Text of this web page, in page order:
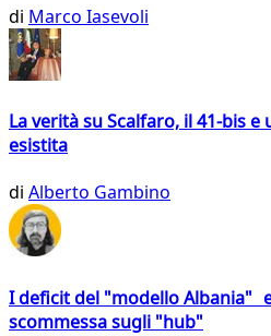
di Marco Iasevoli
La verità su Scalfaro, il 41-bis
esistita
di Alberto Gambino
I deficit del "modello Albania"
scommessa sugli "hub"